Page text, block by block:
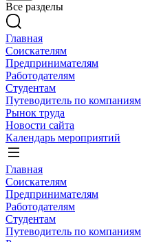
Все разделы
Главная
Соискателям
Предпринимателям
Работодателям
Студентам
Путеводитель по компаниям
Рынок труда
Новости сайта
Календарь мероприятий
Главная
Соискателям
Предпринимателям
Работодателям
Студентам
Путеводитель по компаниям